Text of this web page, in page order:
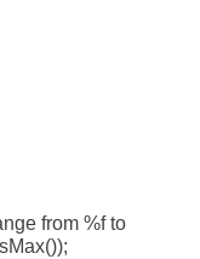
from %f to